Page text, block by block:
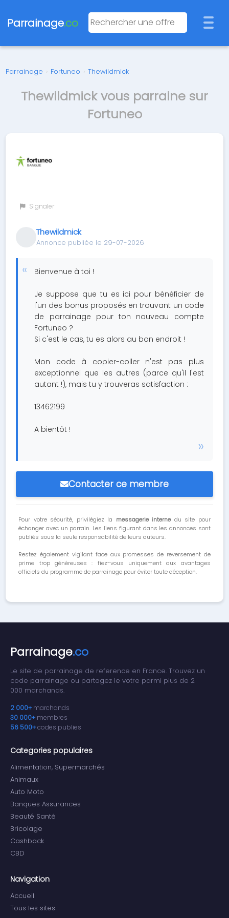
Parrainage.co
Parrainage › Fortuneo › Thewildmick
Thewildmick vous parraine sur
Fortuneo
Signaler
Thewildmick
Annonce publiée le 29-07-2026
Bienvenue à toi !
Je suppose que tu es ici pour bénéficier de
l'un des bonus proposés en trouvant un code
de parrainage pour ton nouveau compte
Fortuneo ?
Si c'est le cas, tu es alors au bon endroit !
Mon code à copier-coller n'est pas plus
exceptionnel que les autres (parce qu'il l'est
autant !), mais tu y trouveras satisfaction :
13462199
A bientôt !
Contacter ce membre
Pour votre sécurité, privilégiez la messagerie internedu site pour
échanger avec un parrain. Les liens figurant dans les annonces sont
publiés sous la seule responsabilité de leurs auteurs.
Restez également vigilant face aux promesses de reversement de
prime trop généreuses : fiez-vous uniquement aux avantages
officiels du programme de parrainage pour éviter toute déception.
Parrainage.co
Le site de parrainage de reference en France. Trouvez un
code parrainage ou partagez le votre parmi plus de 2
000 marchands.
2 000+ marchands
30 000+ membres
56 500+codes publies
Categories populaires
Alimentation, Supermarchés
Animaux
Auto Moto
Banques Assurances
Beauté Santé
Bricolage
Cashback
CBD
Navigation
Accueil
Tous les sites